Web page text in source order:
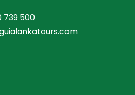
739 500